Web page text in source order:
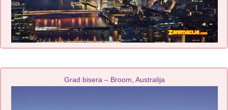
Grad bisera – Broom, Australija